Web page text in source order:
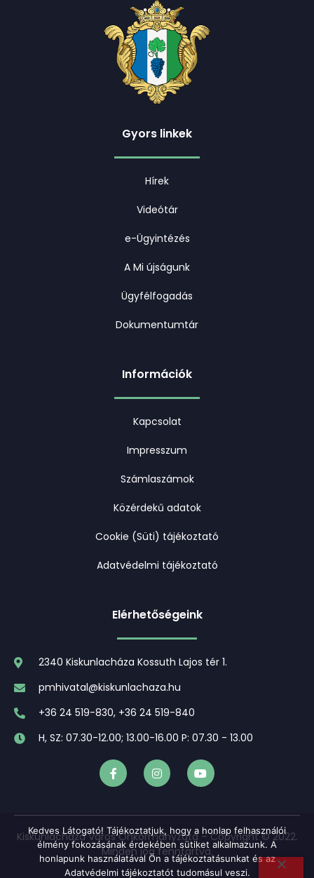
Gyors linkek
Hírek
Videótár
e-Ügyintézés
A Mi újságunk
Ügyfélfogadás
Dokumentumtár
Információk
Kapcsolat
Impresszum
Számlaszámok
Közérdekű adatok
Cookie (Süti) tájékoztató
Adatvédelmi tájékoztató
Elérhetőségeink
2340 Kiskunlacháza Kossuth Lajos tér 1.
pmhivatal@kiskunlachaza.hu
+36 24 519-830, +36 24 519-840
H, SZ: 07.30-12.00; 13.00-16.00 P: 07.30 - 13.00
Kiskunlacháza Város Önkormányzata – Copyright © 2022.
Minden jog fenntartva.
Kedves Látogató! Tájékoztatjuk, hogy a honlap felhasználói
élmény fokozásának érdekében sütiket alkalmazunk. A
honlapunk használatával Ön a tájékoztatásunkat és az
Adatvédelmi tájékoztatót tudomásul veszi.